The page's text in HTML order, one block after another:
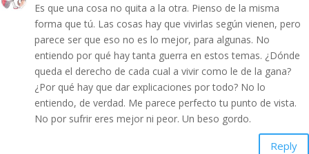
Es que una cosa no quita a la otra. Pienso de la misma
forma que tú. Las cosas hay que vivirlas según vienen, pero
parece ser que eso no es lo mejor, para algunas. No
entiendo por qué hay tanta guerra en estos temas. ¿Dónde
queda el derecho de cada cual a vivir como le de la gana?
¿Por qué hay que dar explicaciones por todo? No lo
entiendo, de verdad. Me parece perfecto tu punto de vista.
No por sufrir eres mejor ni peor. Un beso gordo.
Reply